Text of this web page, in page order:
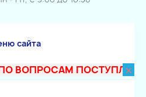
сайта
ВОПРОСАМ ПОСТУПЛЕНИЯ
×